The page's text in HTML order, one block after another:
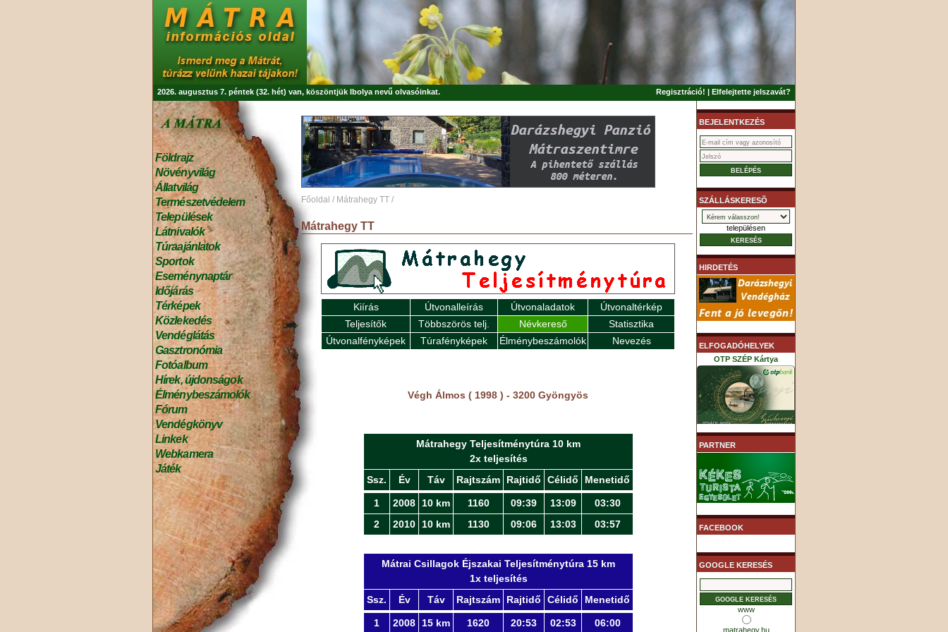
2026. augusztus 7. péntek (32. hét) van, köszöntjük Ibolya nevű olvasóinkat. Regisztráció! | Elfelejtette jelszavát?
Földrajz
Növényvilág
Állatvilág
Természetvédelem
Települések
Látnivalók
Túraajánlatok
Sportok
Eseménynaptár
Időjárás
Térképek
Közlekedés
Vendéglátás
Gasztronómia
Fotóalbum
Hírek, újdonságok
Élménybeszámolók
Fórum
Vendégkönyv
Linkek
Webkamera
Játék
Főoldal / Mátrahegy TT /
Mátrahegy TT
Kiírás Útvonalleírás Útvonaladatok
Útvonaltérkép
Teljesítők
Többszörös telj. Névkereső
Statisztika
Útvonalfényképek
Túrafényképek Élménybeszámolók Nevezés
Végh Álmos ( 1998 ) - 3200 Gyöngyös
Mátrahegy Teljesítménytúra 10 km
2x teljesítés
Ssz.
Év Táv Rajtszám Rajtidő Célidő Menetidő
1 2008 10 km 1160 09:39 13:09
03:30
2
2010 10 km 1130 09:06 13:03 03:57
Mátrai Csillagok Éjszakai Teljesítménytúra 15 km
1x teljesítés
Ssz.
Év Táv Rajtszám Rajtidő Célidő Menetidő
1 2008 15 km 1620 20:53 02:53 06:00
BEJELENTKEZÉS
SZÁLLÁSKERESÕ
településen
HIRDETÉS
ELFOGADÓHELYEK
OTP SZÉP Kártya
K&H SZÉP Kártya
PARTNER
FACEBOOK
GOOGLE KERESÉS
www
matrahegy.hu